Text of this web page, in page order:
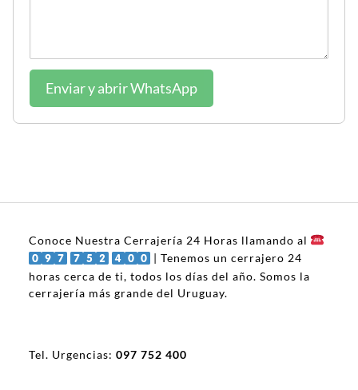
Enviar y abrir WhatsApp
Conoce Nuestra Cerrajería 24 Horas llamando al
| Tenemos un cerrajero 24
horas cerca de ti, todos los días del año. Somos la
cerrajería más grande del Uruguay.
Tel. Urgencias: 097 752 400